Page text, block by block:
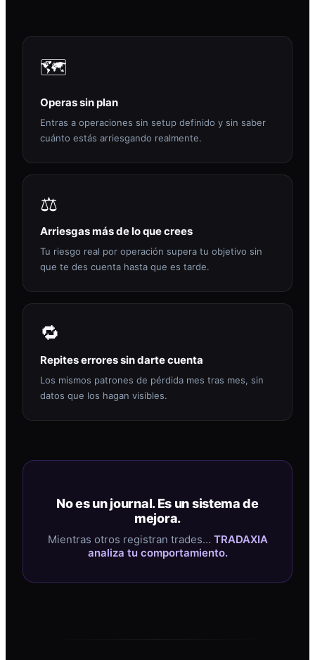
🗺️
Operas sin plan
Entras a operaciones sin setup definido y sin saber
cuánto estás arriesgando realmente.
⚖️
Arriesgas más de lo que crees
Tu riesgo real por operación supera tu objetivo sin
que te des cuenta hasta que es tarde.
🔁
Repites errores sin darte cuenta
Los mismos patrones de pérdida mes tras mes, sin
datos que los hagan visibles.
No es un journal. Es un sistema de
mejora.
Mientras otros registran trades… TRADAXIA
analiza tu comportamiento.